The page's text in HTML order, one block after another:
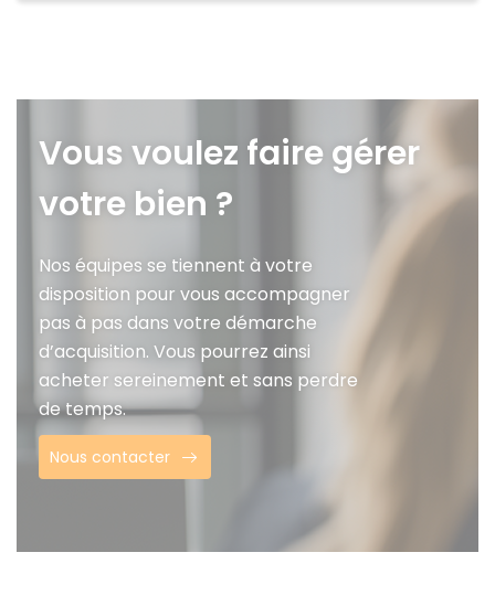
Vous voulez faire gérer
votre bien ?
Nos équipes se tiennent à votre
disposition pour vous accompagner
pas à pas dans votre démarche
d’acquisition. Vous pourrez ainsi
acheter sereinement et sans perdre
de temps.
Nous contacter